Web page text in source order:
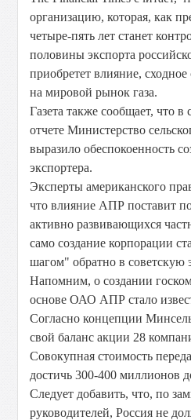
организацию, которая, как
четыре-пять лет станет
половины экспорта
приобретет влияние,
на мировой рынок газа.
Газета также сообщает, что
отчете Министерство
выразило обеспокоенность
экспортера.
Эксперты американского
что влияние АПР поставит
активно развивающихся
само создание корпорации
шагом" обратно в советскую
Напомним, о создании
основе ОАО АПР стало
Согласно концепции
свой баланс акции 28
Совокупная стоимость
достичь 300-400 миллионов
Следует добавить, что, по
руководителей, Россия не